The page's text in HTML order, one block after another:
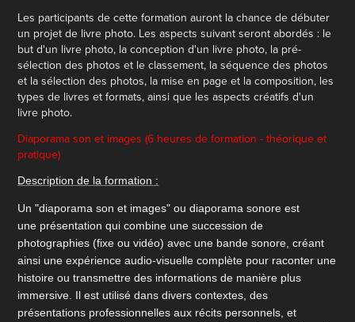
Les participants de cette formation auront la chance de débuter
un projet de livre photo. Les aspects suivant seront abordés : le
but d'un livre photo, la conception d'un livre photo, la pré-
sélection des photos et le classement, la séquence des photos
et la sélection des photos, la mise en page et la composition, les
types de livres et formats, ainsi que les aspects créatifs d'un
livre photo.
Diaporama son et images (6 heures de formation - théorique et
pratique)
Description de la formation :
Un "diaporama son et images" ou diaporama sonore est
une présentation qui combine une succession de
photographies (fixe ou vidéo) avec une bande sonore, créant
ainsi une expérience audio-visuelle complète pour raconter une
histoire ou transmettre des informations de manière plus
immersive. Il est utilisé dans divers contextes, des
présentations professionnelles aux récits personnels, et